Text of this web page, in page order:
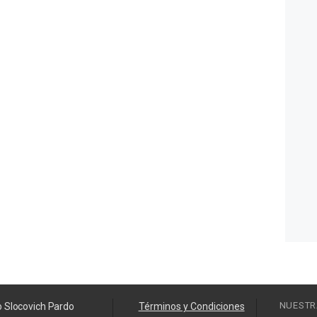
Slocovich Pardo Términos y Condiciones